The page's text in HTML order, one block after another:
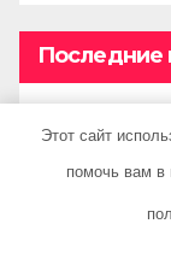
Последние
Как
Этот сайт
помочь вам в